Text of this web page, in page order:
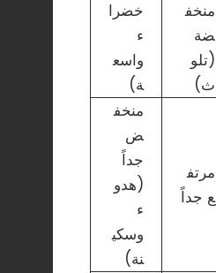
منخف
ضة
(تلو
ث)
خضرا
ء
واسع
ة)
مرتف
ع جداً
منخف
ض
جداً
(هدو
ء
وسكي
نة)